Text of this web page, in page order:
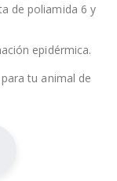
de poliamida 6 y
epidérmica.
tu animal de